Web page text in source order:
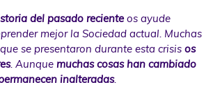
del pasado recienteos ayude
mejor la Sociedad actual. Muchas
se presentaron durante esta crisis os
. Aunque muchas cosas han cambiado
inalteradas.